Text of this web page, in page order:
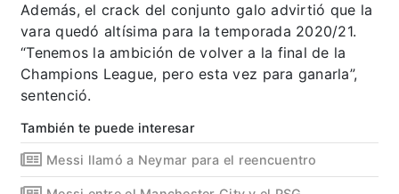
Además, el crack del conjunto galo advirtió que la
vara quedó altísima para la temporada 2020/21.
“Tenemos la ambición de volver a la final de la
Champions League, pero esta vez para ganarla”,
sentenció.
También te puede interesar
Messi llamó a Neymar para el reencuentro